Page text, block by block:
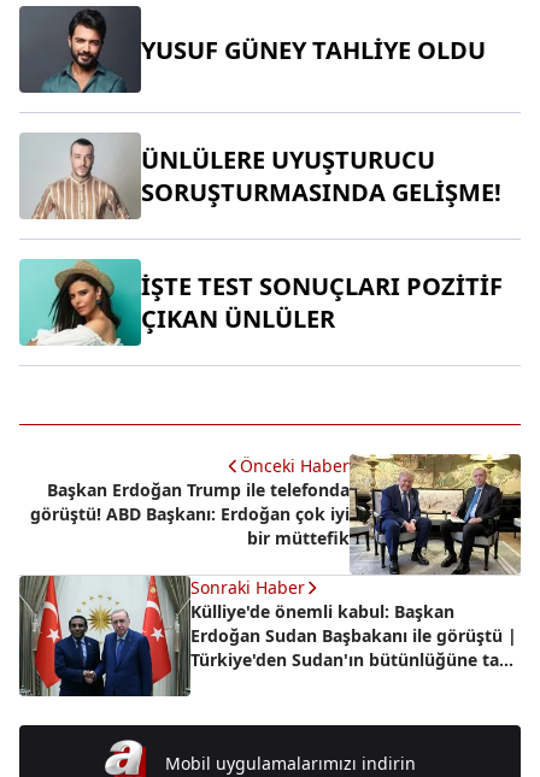
YUSUF GÜNEY TAHLİYE OLDU
ÜNLÜLERE UYUŞTURUCU
SORUŞTURMASINDA GELİŞME!
İŞTE TEST SONUÇLARI POZİTİF
ÇIKAN ÜNLÜLER
Önceki Haber
Başkan Erdoğan Trump ile telefonda
görüştü! ABD Başkanı: Erdoğan çok iyi
bir müttefik
Sonraki Haber
Külliye'de önemli kabul: Başkan
Erdoğan Sudan Başbakanı ile görüştü |
Türkiye'den Sudan'ın bütünlüğüne tam
Mobil uygulamalarımızı indirin